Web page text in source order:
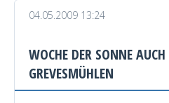
04.05.2009 13:24
WOCHE DER SONNE
GREVESMÜHLEN